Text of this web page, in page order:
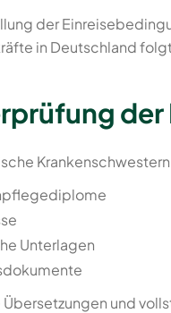
der
in Deutschland
Unterlagen
Übersetzungen und